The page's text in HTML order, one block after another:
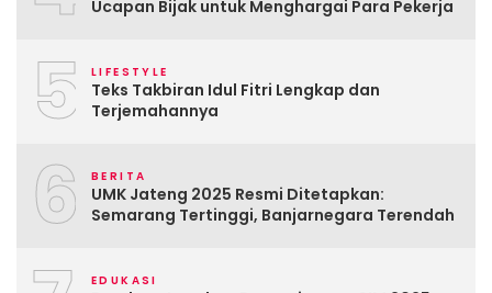
Ucapan Bijak untuk Menghargai Para Pekerja
5 LIFESTYLE
Teks Takbiran Idul Fitri Lengkap dan
Terjemahannya
6 BERITA
UMK Jateng 2025 Resmi Ditetapkan:
Semarang Tertinggi, Banjarnegara Terendah
EDUKASI